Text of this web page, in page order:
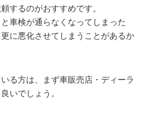
するのがおすすめです。
車検が通らなくなってしまった
に悪化させてしまうことがあるか
る方は、まず車販売店・ディーラ
いでしょう。